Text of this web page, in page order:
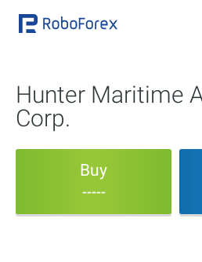
Hunter Maritime
Corp.
Buy
-----